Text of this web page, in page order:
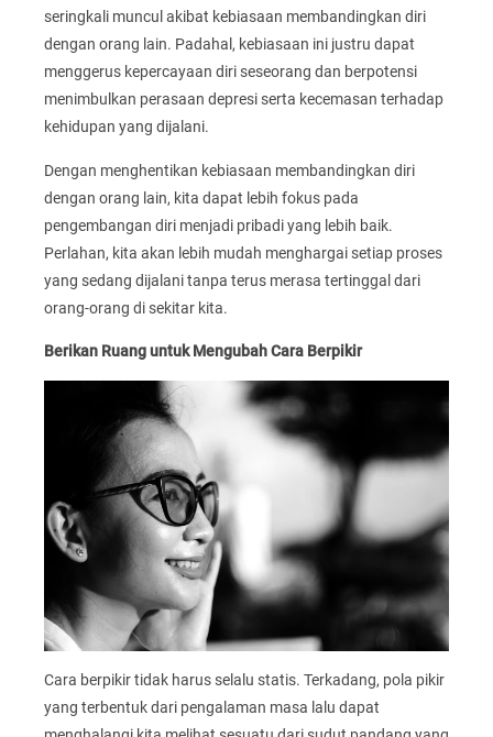
seringkali muncul akibat kebiasaan membandingkan diri
dengan orang lain. Padahal, kebiasaan ini justru dapat
menggerus kepercayaan diri seseorang dan berpotensi
menimbulkan perasaan depresi serta kecemasan terhadap
kehidupan yang dijalani.
Dengan menghentikan kebiasaan membandingkan diri
dengan orang lain, kita dapat lebih fokus pada
pengembangan diri menjadi pribadi yang lebih baik.
Perlahan, kita akan lebih mudah menghargai setiap proses
yang sedang dijalani tanpa terus merasa tertinggal dari
orang-orang di sekitar kita.
Berikan Ruang untuk Mengubah Cara Berpikir
Cara berpikir tidak harus selalu statis. Terkadang, pola pikir
yang terbentuk dari pengalaman masa lalu dapat